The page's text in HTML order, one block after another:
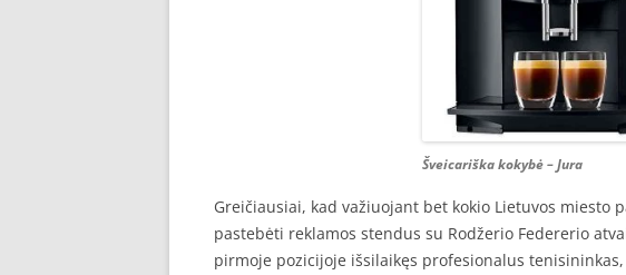
Šveicariška kokybė – Jura
Greičiausiai, kad važiuojant bet kokio Lietuvos miesto
pastebėti reklamos stendus su Rodžerio Federerio
pirmoje pozicijoje išsilaikęs profesionalus tenisininkas,